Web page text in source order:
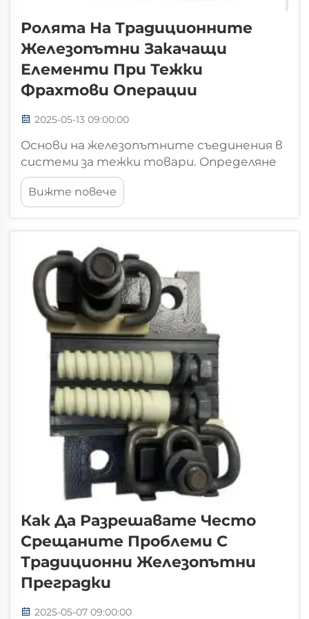
Ролята На Традиционните
Железопътни Закачащи
Елементи При Тежки
Фрахтови Операции
2025-05-13 09:00:00
Основи на железопътните съединения в
системи за тежки товари. Определяне
на железопътни съединения и техните
основни компоненти. Железопътните
съединения държат всичко заедно,
релсите към шините, така че да
останат подравнени, въпреки всички
видове тежки натоварвания...
Вижте повече
Как Да Разрешавате Често
Срещаните Проблеми С
Традиционни Железопътни
Преградки
2025-05-07 09:00:00